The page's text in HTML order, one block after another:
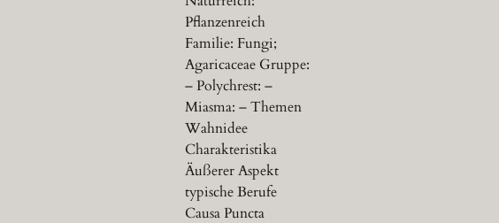
Pflanzenreich
Familie: Fungi;
Agaricaceae Gruppe:
– Polychrest: –
Miasma: – Themen
Wahnidee
Charakteristika
Äußerer Aspekt
typische Berufe
Causa Puncta